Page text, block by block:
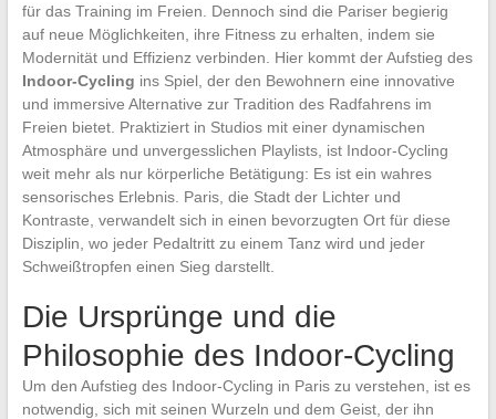
für das Training im Freien. Dennoch sind die Pariser begierig
auf neue Möglichkeiten, ihre Fitness zu erhalten, indem sie
Modernität und Effizienz verbinden. Hier kommt der Aufstieg des
Indoor-Cycling ins Spiel, der den Bewohnern eine innovative
und immersive Alternative zur Tradition des Radfahrens im
Freien bietet. Praktiziert in Studios mit einer dynamischen
Atmosphäre und unvergesslichen Playlists, ist Indoor-Cycling
weit mehr als nur körperliche Betätigung: Es ist ein wahres
sensorisches Erlebnis. Paris, die Stadt der Lichter und
Kontraste, verwandelt sich in einen bevorzugten Ort für diese
Disziplin, wo jeder Pedaltritt zu einem Tanz wird und jeder
Schweißtropfen einen Sieg darstellt.
Die Ursprünge und die
Philosophie des Indoor-Cycling
Um den Aufstieg des Indoor-Cycling in Paris zu verstehen, ist es
notwendig, sich mit seinen Wurzeln und dem Geist, der ihn